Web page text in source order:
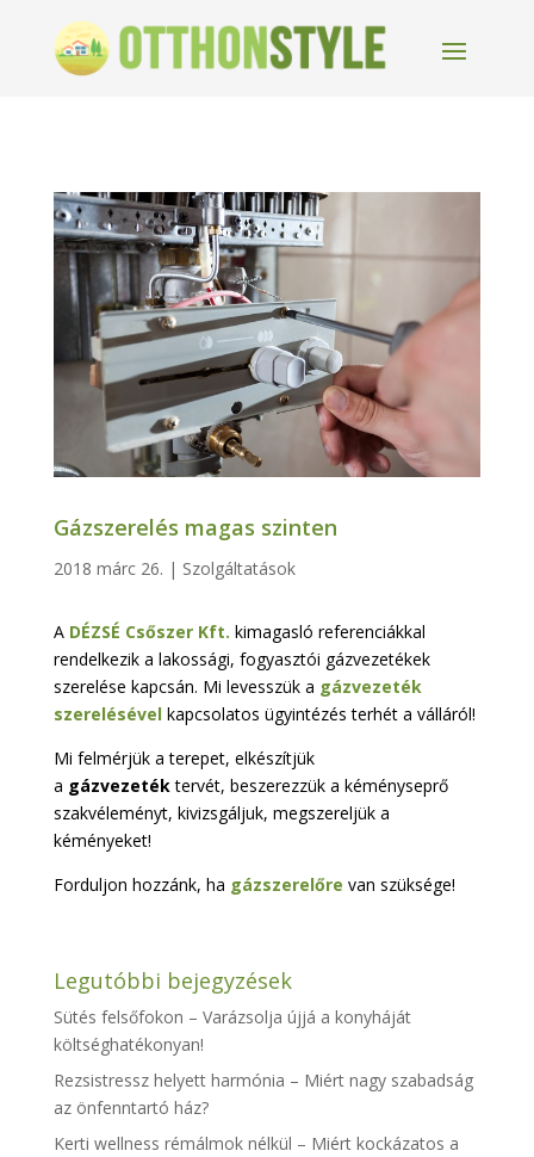
Gázszerelés magas szinten
2018 márc 26. | Szolgáltatások
A DÉZSÉ Csőszer Kft. kimagasló referenciákkal
rendelkezik a lakossági, fogyasztói gázvezetékek
szerelése kapcsán. Mi levesszük a gázvezeték
szerelésével kapcsolatos ügyintézés terhét a válláról!
Mi felmérjük a terepet, elkészítjük
a gázvezetéktervét, beszerezzük a kéményseprő
szakvéleményt, kivizsgáljuk, megszereljük a
kéményeket!
Forduljon hozzánk, ha gázszerelőre van szüksége!
Legutóbbi bejegyzések
Sütés felsőfokon – Varázsolja újjá a konyháját
költséghatékonyan!
Rezsistressz helyett harmónia – Miért nagy szabadság
az önfenntartó ház?
Kerti wellness rémálmok nélkül – Miért kockázatos a